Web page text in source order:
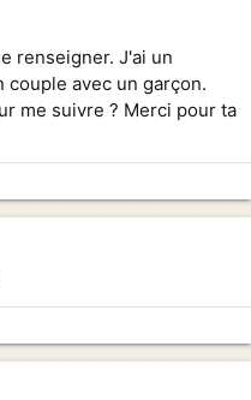
renseigner. J'ai un
couple avec un garçon.
me suivre ? Merci pour ta